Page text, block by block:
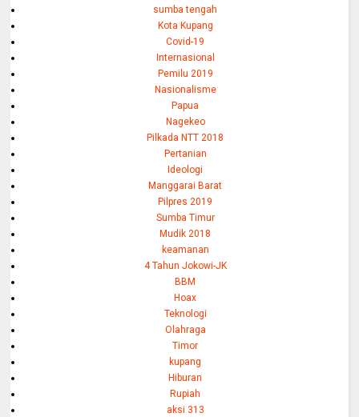
sumba tengah
Kota Kupang
Covid-19
Internasional
Pemilu 2019
Nasionalisme
Papua
Nagekeo
Pilkada NTT 2018
Pertanian
Ideologi
Manggarai Barat
Pilpres 2019
Sumba Timur
Mudik 2018
keamanan
4 Tahun Jokowi-JK
BBM
Hoax
Teknologi
Olahraga
Timor
kupang
Hiburan
Rupiah
aksi 313